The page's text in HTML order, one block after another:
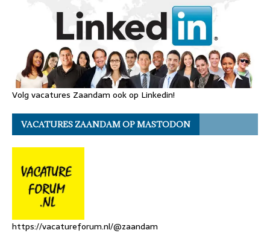
Volg vacatures Zaandam ook op Linkedin!
VACATURES ZAANDAM OP MASTODON
https://vacatureforum.nl/@zaandam